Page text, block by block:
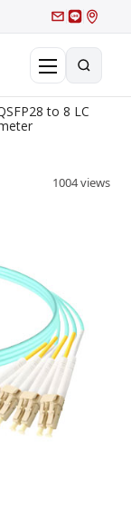
Search
to 8 LC
1004 views